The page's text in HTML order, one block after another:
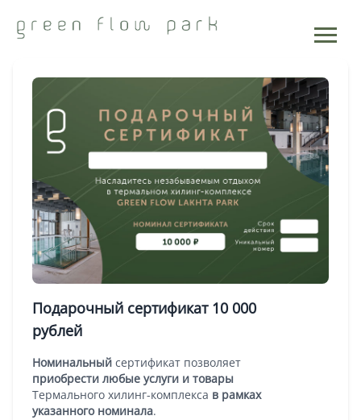
Подарочные сертификаты
Подарочный сертификат 10 000
рублей
Номинальный сертификат позволяет
приобрести любые услуги и товары
Термального хилинг-комплекса в рамках
указанного номинала.